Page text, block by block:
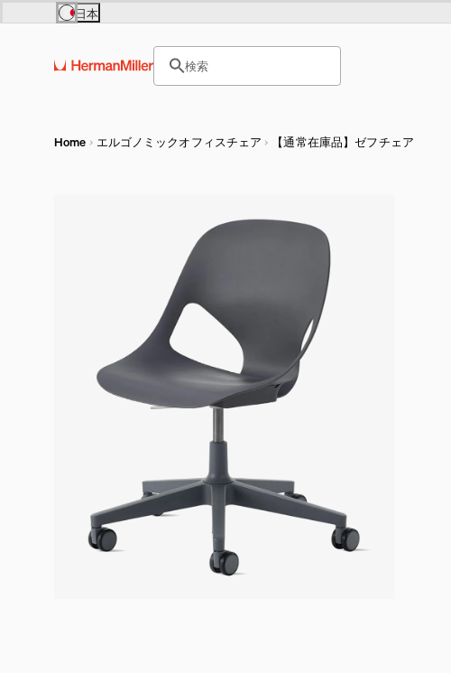
Skip to main content
Europe
United Kingdom (£)
France (€)
Deutschland (€)
Luxembourg (€)
Asia Pacific
India (₹)
日本
サイト内検索のためのテキストを入
検索
ヘッダー検索ボックスをオープン
Home エルゴノミックオフィスチェア 【通常在庫品】ゼフチェア